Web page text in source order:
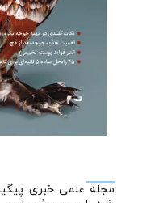
مجله علمی خبری